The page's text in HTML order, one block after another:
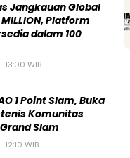
Jangkauan Global
Platform
dalam 100
WIB
1 Point Slam, Buka
Komunitas
Slam
WIB